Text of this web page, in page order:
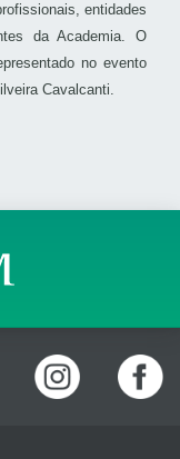
entidades
da Academia. O
no evento
Cavalcanti.